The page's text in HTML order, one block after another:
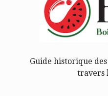
Guide historique des
travers